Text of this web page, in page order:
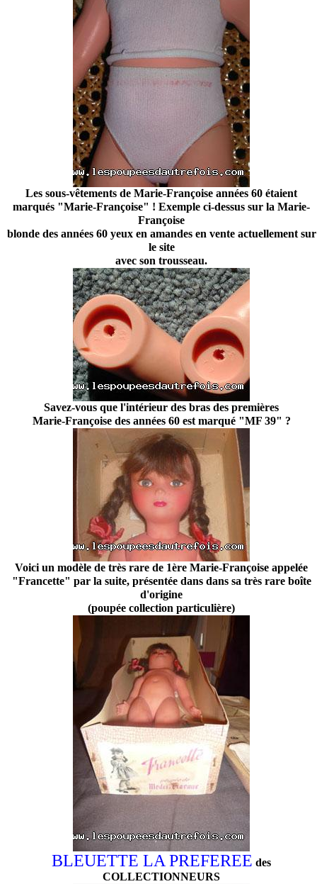
Les sous-vêtements de Marie-Françoise années 60 étaient
marqués "Marie-Françoise" ! Exemple ci-dessus sur la Marie-
Françoise
blonde des années 60 yeux en amandes en vente actuellement sur
le site
avec son trousseau.
Savez-vous que l'intérieur des bras des premières
Marie-Françoise des années 60 est marqué "MF 39" ?
Voici un modèle de très rare de 1ère Marie-Françoise appelée
"Francette" par la suite, présentée dans dans sa très rare boîte
d'origine
(poupée collection particulière)
BLEUETTE LA PREFEREE des
COLLECTIONNEURS